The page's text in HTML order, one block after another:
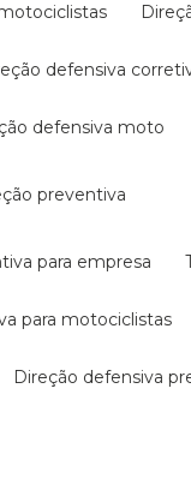
defensiva
defensiva moto
preventiva
para empresa
para motociclistas
direção defensiva